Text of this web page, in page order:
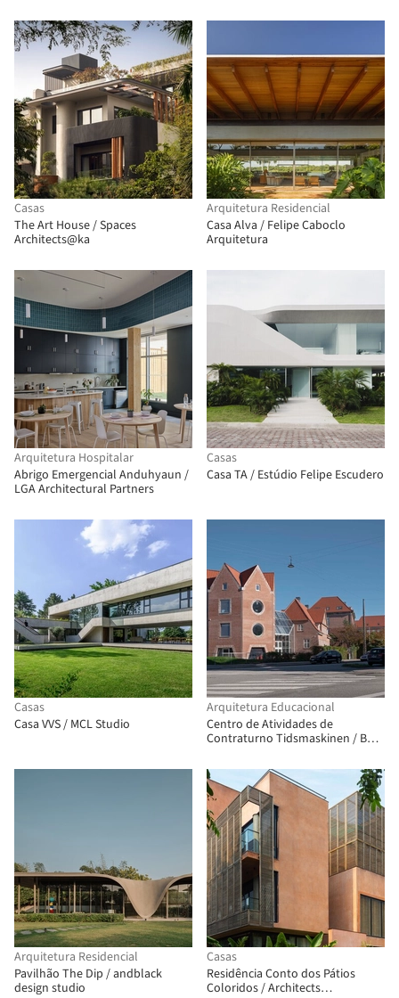
Casas
The Art House / Spaces
Architects@ka
Arquitetura Residencial
Casa Alva / Felipe Caboclo
Arquitetura
Arquitetura Hospitalar
Abrigo Emergencial Anduhyaun /
LGA Architectural Partners
Casas
Casa TA / Estúdio Felipe Escudero
Casas
Casa VVS / MCL Studio
Arquitetura Educacional
Centro de Atividades de
Contraturno Tidsmaskinen / BBP
Arquitetura Residencial
Pavilhão The Dip / andblack
design studio
Casas
Residência Conto dos Pátios
Coloridos / Architects